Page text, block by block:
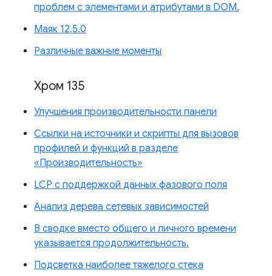
проблем с элементами и атрибутами в DOM.
Маяк 12.5.0
Различные важные моменты
Хром 135
Улучшения производительности панели
Ссылки на источники и скрипты для вызовов
профилей и функций в разделе
«Производительность»
LCP с поддержкой данных фазового поля
Анализ дерева сетевых зависимостей
В сводке вместо общего и личного времени
указывается продолжительность.
Подсветка наиболее тяжелого стека